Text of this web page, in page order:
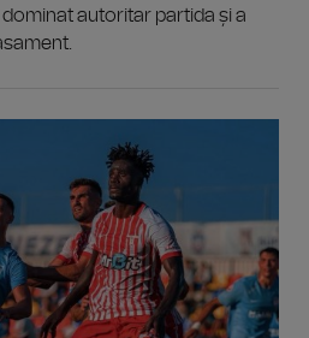
autoritar partida și a